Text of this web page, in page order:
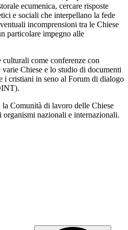
ecumenica, cercare risposte
e sociali che interpellano la fede
incomprensioni tra le Chiese
particolare impegno alle
come conferenze con
Chiese e lo studio di documenti
i cristiani in seno al Forum di dialogo
Comunità di lavoro delle Chiese
organismi nazionali e internazionali.